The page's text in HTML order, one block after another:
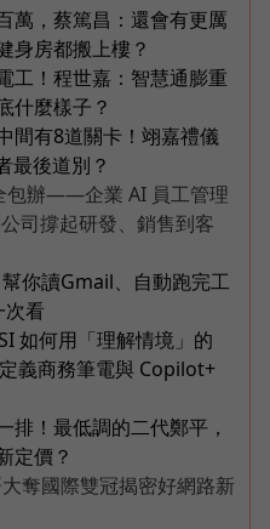
萬，蔡篤昌：還會有更厲
身房都搬上樓？
工！程世嘉：智慧通膨重
什麼樣子？
間有8道關卡！翊嘉禮儀
最後道別？
包辦——企業 AI 員工管理
司撐起研發、銷售到客
你讀Gmail、自動跑完工
看
如何用「理解情境」的
義商務筆電與 Copilot+
排！最低調的二代鄭平，
定價？
奪國際雙冠揭密好網路新